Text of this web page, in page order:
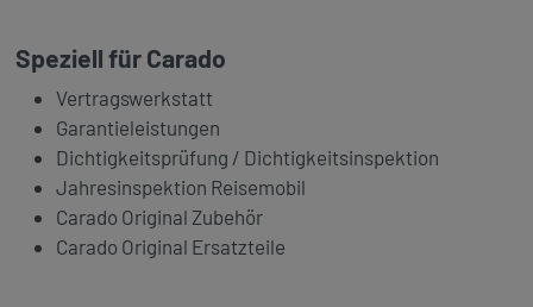
Speziell für Carado
Vertragswerkstatt
Garantieleistungen
Dichtigkeitsprüfung / Dichtigkeitsinspektion
Jahresinspektion Reisemobil
Carado Original Zubehör
Carado Original Ersatzteile